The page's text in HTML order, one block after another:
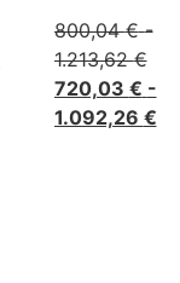
800,04€ -
1.213,62€
720,03 € -
1.092,26 €